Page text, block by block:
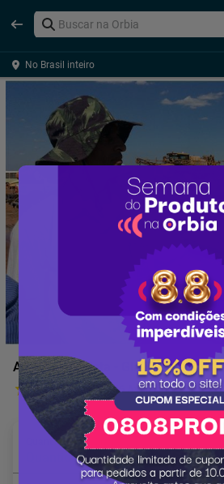
No Brasil inteiro
Agroespecialista - Glauberto
46 Avaliações
Quantidade em Diárias: *
Quantidade mínima: 1